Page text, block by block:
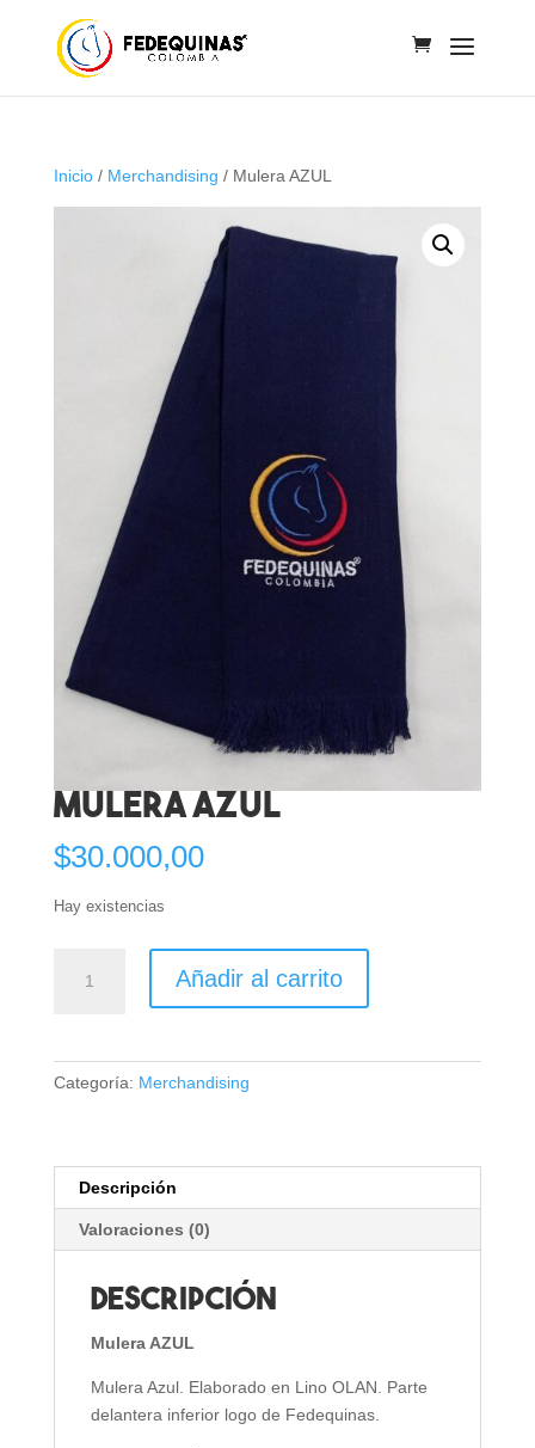
Inicio/ Merchandising / Mulera AZUL
Mulera AZUL
$30.000,00
Hay existencias
AZUL
Añadir al carrito
Categoría: Merchandising
Descripción
Valoraciones (0)
Descripción
Mulera AZUL
Mulera Azul. Elaborado en Lino OLAN. Parte
delantera inferior logo de Fedequinas.